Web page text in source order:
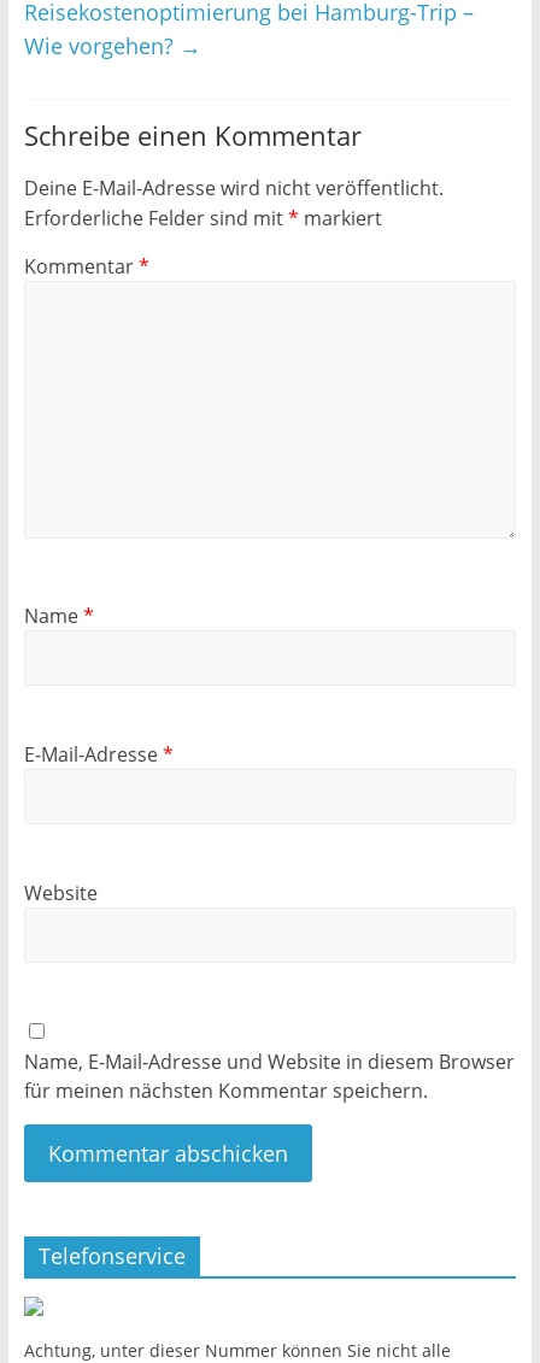
Reisekostenoptimierung bei Hamburg-Trip –
Wie vorgehen? →
Schreibe einen Kommentar
Deine E-Mail-Adresse wird nicht veröffentlicht.
Erforderliche Felder sind mit* markiert
Kommentar*
Name*
E-Mail-Adresse*
Website
Name, E-Mail-Adresse und Website in diesem Browser
für meinen nächsten Kommentar speichern.
Telefonservice
Achtung, unter dieser Nummer können Sie nicht alle